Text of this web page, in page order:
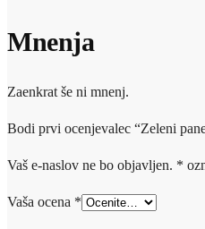
Mnenja
Zaenkrat še ni mnenj.
Bodi prvi ocenjevalec “Zeleni
Vaš e-naslov ne bo objavljen. *
Vaša ocena *